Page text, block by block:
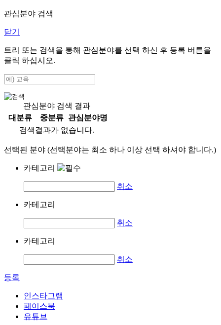
관심분야 검색
닫기
트리 또는 검색을 통해 관심분야를 선택 하신 후 등록 버튼을
클릭 하십시오.
관심분야 검색 결과
대분류
중분류
관심분야명
검색결과가 없습니다.
선택된 분야 (선택분야는 최소 하나 이상 선택 하셔야 합니다.)
카테고리
취소
카테고리
취소
카테고리
취소
등록
인스타그램
페이스북
유튜브